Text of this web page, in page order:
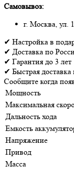
Самовывоз:
г. Москва, ул.
✔ Настройка в
✔ Доставка по
✔ Гарантия до 3 лет
✔ Быстрая доставка
Сообщите когда
Мощность
Максимальная
Дальность хода
Емкость
Напряжение
Привод
Масса